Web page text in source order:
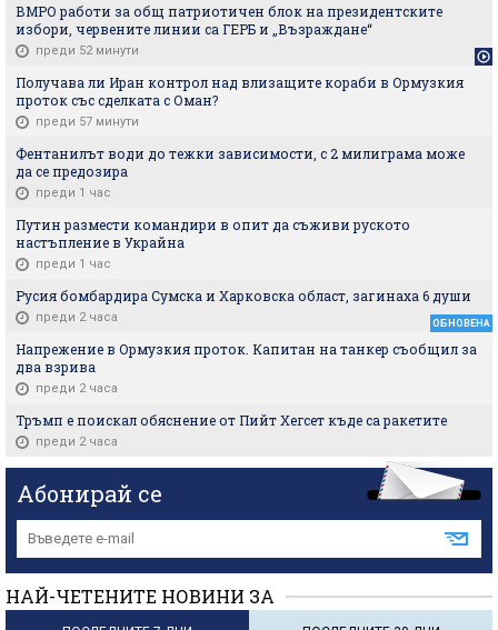
ВМРО работи за общ патриотичен блок на президентските
избори, червените линии са ГЕРБ и „Възраждане“
преди 52 минути
Получава ли Иран контрол над влизащите кораби в Ормузкия
проток със сделката с Оман?
преди 57 минути
Фентанилът води до тежки зависимости, с 2 милиграма може
да се предозира
преди 1 час
Путин размести командири в опит да съживи руското
настъпление в Украйна
преди 1 час
Русия бомбардира Сумска и Харковска област, загинаха 6 души
преди 2 часа ОБНОВЕНА
Напрежение в Ормузкия проток. Капитан на танкер съобщил за
два взрива
преди 2 часа
Тръмп е поискал обяснение от Пийт Хегсет къде са ракетите
преди 2 часа
Абонирай се
НАЙ-ЧЕТЕНИТЕ НОВИНИ ЗА